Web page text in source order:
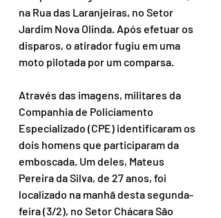
na Rua das Laranjeiras, no Setor
Jardim Nova Olinda. Após efetuar os
disparos, o atirador fugiu em uma
moto pilotada por um comparsa.
Através das imagens, militares da
Companhia de Policiamento
Especializado (CPE) identificaram os
dois homens que participaram da
emboscada. Um deles, Mateus
Pereira da Silva, de 27 anos, foi
localizado na manhã desta segunda-
feira (3/2), no Setor Chácara São